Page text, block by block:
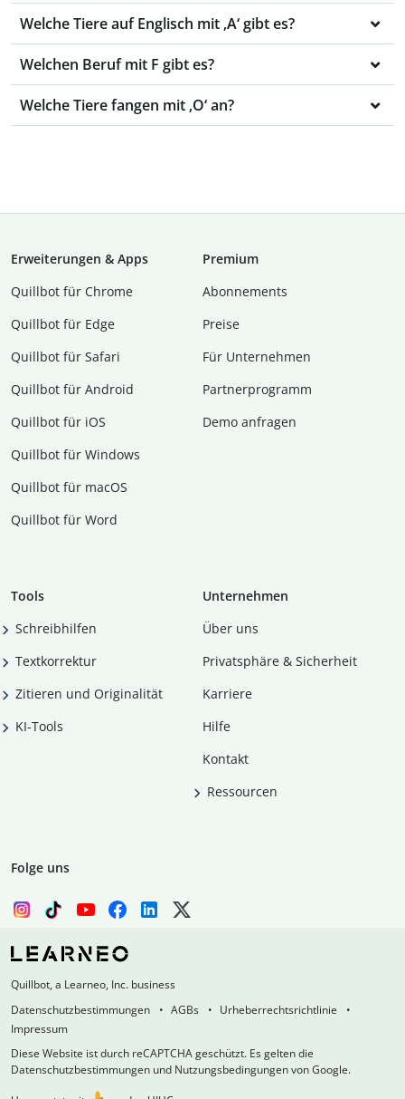
Welche Tiere auf Englisch mit ‚A‘ gibt es?
Welchen Beruf mit F gibt es?
Welche Tiere fangen mit ‚O‘ an?
Erweiterungen & Apps
Quillbot für Chrome
Quillbot für Edge
Quillbot für Safari
Quillbot für Android
Quillbot für iOS
Quillbot für Windows
Quillbot für macOS
Quillbot für Word
Premium
Abon­ne­ments
Preise
Für Unternehmen
Partnerprogramm
Demo anfragen
Tools
Schreibhilfen
Textkorrektur
Zitieren und Originalität
KI-Tools
Unternehmen
Über uns
Privatsphäre & Sicherheit
Karriere
Hilfe
Kontakt
Ressourcen
Folge uns
Quillbot, a Learneo, Inc. business
Datenschutzbestimmungen
AGBs
Urheberrechtsrichtlinie
Impressum
Diese Website ist durch reCAPTCHA geschützt. Es gelten die
Datenschutzbestimmungen und Nutzungsbedingungen von Google.